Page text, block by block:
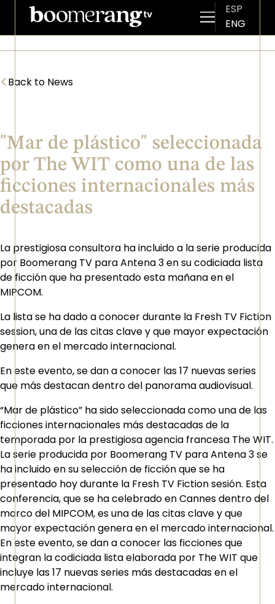
ESP
ENG
<Back to News
"Mar de plástico" seleccionada
por The WIT como una de las
ficciones internacionales más
destacadas
La prestigiosa consultora ha incluido a la serie producida
por Boomerang TV para Antena 3 en su codiciada lista
de ficción que ha presentado esta mañana en el
MIPCOM.
La lista se ha dado a conocer durante la Fresh TV Fiction
session, una de las citas clave y que mayor expectación
genera en el mercado internacional.
En este evento, se dan a conocer las 17 nuevas series
que más destacan dentro del panorama audiovisual.
“Mar de plástico” ha sido seleccionada como una de las
ficciones internacionales más destacadas de la
temporada por la prestigiosa agencia francesa The WIT.
La serie producida por Boomerang TV para Antena 3 se
ha incluido en su selección de ficción que se ha
presentado hoy durante la Fresh TV Fiction sesión. Esta
conferencia, que se ha celebrado en Cannes dentro del
marco del MIPCOM, es una de las citas clave y que
mayor expectación genera en el mercado internacional.
En este evento, se dan a conocer las ficciones que
integran la codiciada lista elaborada por The WIT que
incluye las 17 nuevas series más destacadas en el
mercado internacional.